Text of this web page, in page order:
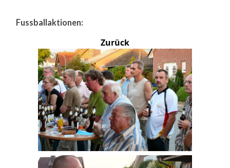
Fussballaktionen:
Zurück